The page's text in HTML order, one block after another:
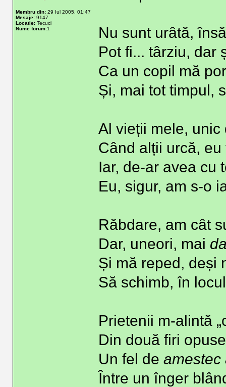
Membru din: 29 Iul 2005, 01:47
Mesaje: 9147
Locatie: Tecuci
Nume forum:1
Nu sunt urâtă,
Pot fi... târziu, dar
Ca un copil mă
Și, mai tot timpul,
Al vieții mele, unic
Când alții urcă,
Iar, de-ar avea cu
Eu, sigur, am s-o
Răbdare, am cât
Dar, uneori, mai
Și mă reped, deși
Să schimb, în
Prietenii m-alintă
Din două firi
Un fel de amestec
Între un înger